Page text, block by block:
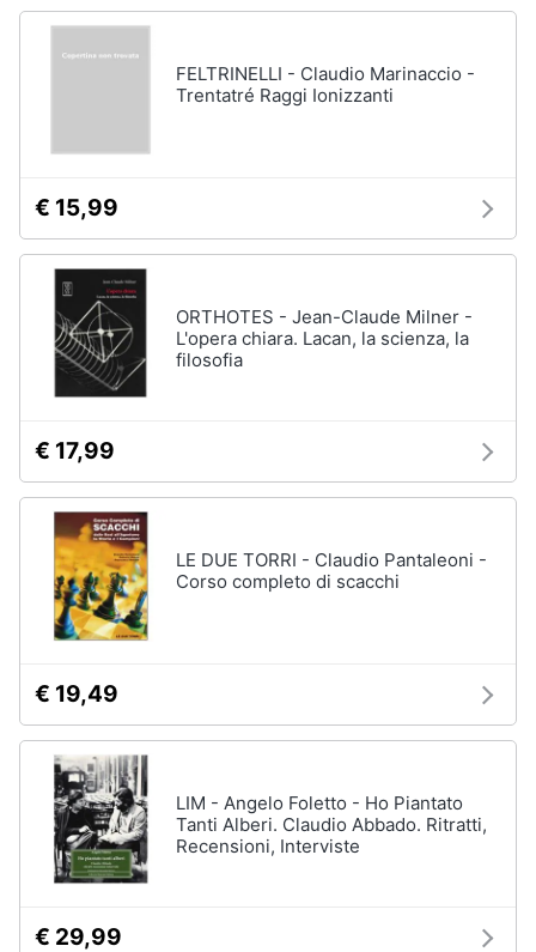
FELTRINELLI - Claudio Marinaccio -
Trentatré Raggi Ionizzanti
€ 15,99
ORTHOTES - Jean-Claude Milner -
L'opera chiara. Lacan, la scienza, la
filosofia
€ 17,99
LE DUE TORRI - Claudio Pantaleoni -
Corso completo di scacchi
€ 19,49
LIM - Angelo Foletto - Ho Piantato
Tanti Alberi. Claudio Abbado. Ritratti,
Recensioni, Interviste
€ 29,99